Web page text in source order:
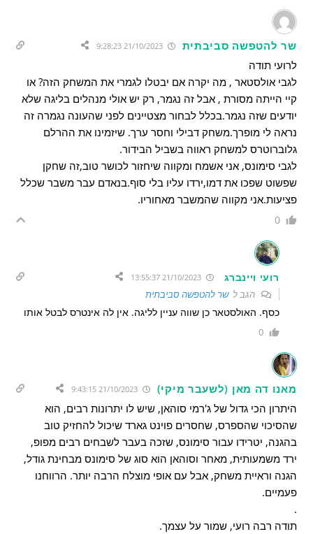
שר להטפשה סביבתית 21/10/2023 9:28:23
לרועי תודה
לגבי אולסטאר , מה יקרה אם יבטלו לגמרי את המשחק הזה? או
קיי הייתה מסורת , אבל זה נגמר, רק יש אולי מנהלים בליגה שלא
יודעים שזה נגמר.בכלל לבחור מצטיינים לפני שהעונה נגמרה זה
נראה לי מופרך.משחק דבילי וחסר ערך. שיזמינו את ההרלם
גלוברוטרס למשחק ראווה בשביל הבידור.
לגבי סימונס, אני אשמח ומקווה שיחזור לכושר טוב,זה שחקן
שפשוט שפכו את דמו,ירדו עליו בלי סוף.בנאדם עבר משבר שכלל
פציעות.אני מקווה שהמשבר מאחוריו.
0
רועי ויינברג
הגב לשר להטפשה סביבתית
כסף. האולסטאר כן שווה עניין לליגה. אין לה אינטרס לבטל אותו
0
מאנו דה מאן (לשעבר מיקי) 21/10/2023 9:43:15
היתרון הכי גדול של ג'רמי סוהאן, שיש לו יתרונות רבים, הוא
שהסיכוי שהספרס, שחסרים פוינט גארד שיכול להחזיק טוב
בהגנה, יטרידו עבור סימונס, שזכה בעבר לשבחים רבים מפופ,
ירד משמעותית, מאחר וסוהאן הוא סוג של סימונס מבחינת גודל,
הגנה וראיית משחק, אבל עם אופי מוצלח הרבה יותר. הרווחנו
פעמיים.
.
תודה רבה רועי, שמור על עצמך.